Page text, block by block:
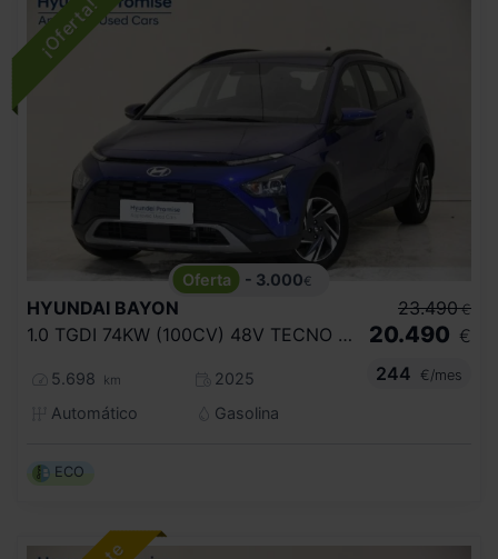
- 3.000€
HYUNDAI BAYON
1.0 TGDI 74KW (100CV) 48V TECNO DCT
5.698 km
2025
Automático
Gasolina
23.490 €
20.490 €
244
€/mes
ECO